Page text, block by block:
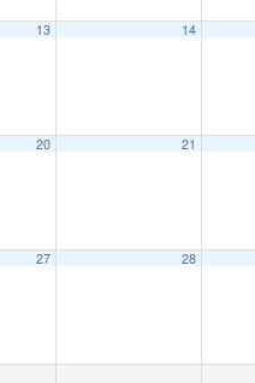
13 14
20 21
27 28